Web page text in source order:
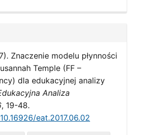
Znaczenie modelu płynności
Temple (FF –
dla edukacyjnej analizy
Analiza
, 19-48.
eat.2017.06.02